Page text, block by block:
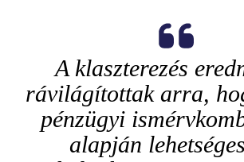
A klaszterezés
rávilágítottak arra,
pénzügyi
alapján